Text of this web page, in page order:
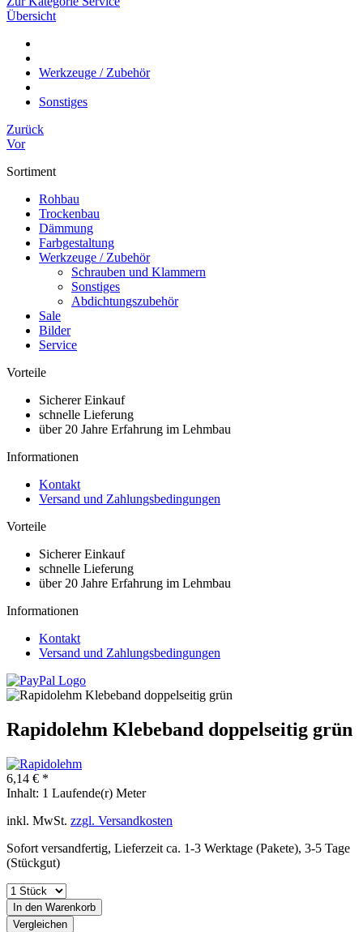
Übersicht
Werkzeuge / Zubehör
Sonstiges
Zurück
Vor
Sortiment
Rohbau
Trockenbau
Dämmung
Farbgestaltung
Werkzeuge / Zubehör
Schrauben und Klammern
Sonstiges
Abdichtungszubehör
Sale
Bilder
Service
Vorteile
Sicherer Einkauf
schnelle Lieferung
über 20 Jahre Erfahrung im Lehmbau
Informationen
Kontakt
Versand und Zahlungsbedingungen
Vorteile
Sicherer Einkauf
schnelle Lieferung
über 20 Jahre Erfahrung im Lehmbau
Informationen
Kontakt
Versand und Zahlungsbedingungen
Rapidolehm Klebeband doppelseitig grün
6,14 € *
Inhalt: 1 Laufende(r) Meter
inkl. MwSt. zzgl. Versandkosten
Sofort versandfertig, Lieferzeit ca. 1-3 Werktage (Pakete), 3-5 Tage
(Stückgut)
In den Warenkorb
Vergleichen